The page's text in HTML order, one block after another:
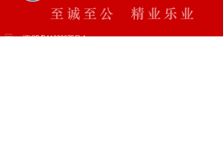
湘ICP备11003075号-1